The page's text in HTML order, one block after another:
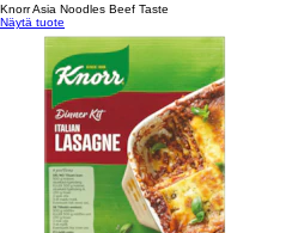
Knorr Asia Noodles Beef Taste
Näytä tuote